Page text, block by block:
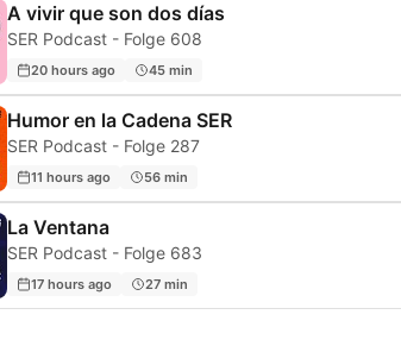
A vivir que son dos días
SER Podcast - Folge 608
20 hours ago 45 min
Humor en la Cadena SER
SER Podcast - Folge 287
11 hours ago 56 min
La Ventana
SER Podcast - Folge 683
17 hours ago 27 min